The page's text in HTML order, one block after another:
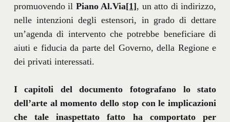
promuovendo il Piano Al.Via[1], un atto di indirizzo,
nelle intenzioni degli estensori, in grado di dettare
un’agenda di intervento che potrebbe beneficiare di
aiuti e fiducia da parte del Governo, della Regione e
dei privati interessati.
I capitoli del documento fotografano lo stato
dell’arte al momento dello stop con le implicazioni
che tale inaspettato fatto ha comportato per